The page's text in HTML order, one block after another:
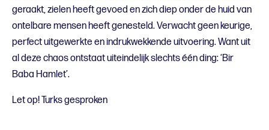
geraakt, zielen heeft gevoed en zich diep onder de huid van
ontelbare mensen heeft genesteld. Verwacht geen keurige,
perfect uitgewerkte en indrukwekkende uitvoering. Want uit
al deze chaos ontstaat uiteindelijk slechts één ding: ‘Bir
Baba Hamlet’.
Let op! Turks gesproken